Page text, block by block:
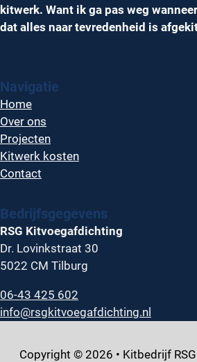
kitwerk. Want ik ga pas weg
dat alles naar tevredenheid is
Navigatie
Home
Over ons
Projecten
Kitwerk kosten
Contact
Bedrijfsgegevens
RSG Kitvoegafdichting
Dr. Lovinkstraat 30
5022 CM Tilburg
06-43 425 602
info@rsgkitvoegafdichting.nl
Copyright © 2026 • Kitbedrijf